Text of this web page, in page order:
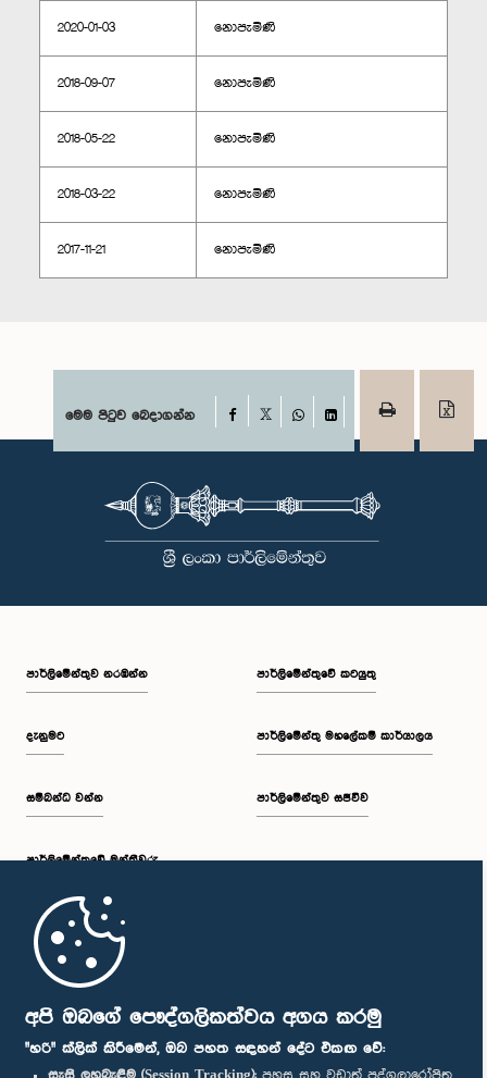
අපි ඔබගේ පෞද්ගලිකත්වය අගය කරමු
"හරි" ක්ලික් කිරීමෙන්, ඔබ පහත සඳහන් දේට එකඟ වේ:
2020-01-03 නොපැමිණි
2018-09-07 නොපැමිණි
2018-05-22 නොපැමිණි
2018-03-22 නොපැමිණි
2017-11-21 නොපැමිණි
මෙම පිටුව බෙදාගන්න Facebook
WhatsAppLinkedIn
පාර්ලි‌මේන්තුව නරඹන්න
දැනුමට
සම්බන්ධ වන්න
පාර්ලි‌මේන්තුවේ මන්ත්‍රීවරු
මුල් පිටුව
පාර්ලිමේන්තුවේ කටයුතු
පාර්ලිමේන්තු මහලේකම් කාර්යාලය
පාර්ලිමේන්තුව සජීවීව
පාර්ලිමේන්තු ජංගම යෙදුම